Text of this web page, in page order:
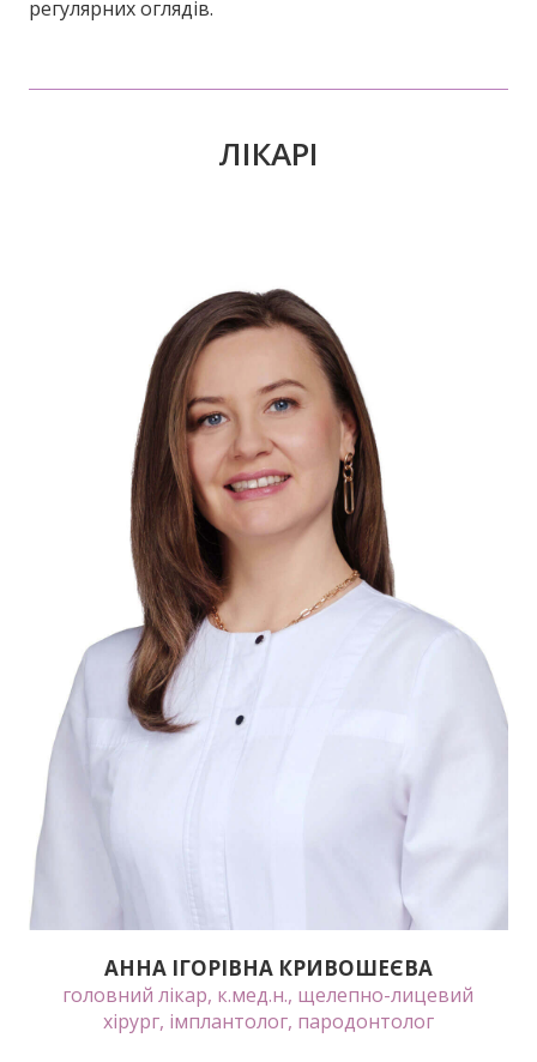
регулярних оглядів.
ЛІКАРІ
АННА ІГОРІВНА КРИВОШЕЄВА
головний лікар, к.мед.н., щелепно-лицевий
хірург, імплантолог, пародонтолог